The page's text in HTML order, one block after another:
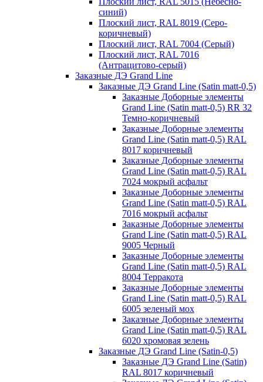
синий)
Плоский лист, RAL 8019 (Серо-
коричневый)
Плоский лист, RAL 7004 (Серый)
Плоский лист, RAL 7016
(Антрацитово-серый)
Заказные ДЭ Grand Line
Заказные ДЭ Grand Line (Satin matt-0,5)
Заказные Доборные элементы
Grand Line (Satin matt-0,5) RR 32
Темно-коричневый
Заказные Доборные элементы
Grand Line (Satin matt-0,5) RAL
8017 коричневый
Заказные Доборные элементы
Grand Line (Satin matt-0,5) RAL
7024 мокрый асфальт
Заказные Доборные элементы
Grand Line (Satin matt-0,5) RAL
7016 мокрый асфальт
Заказные Доборные элементы
Grand Line (Satin matt-0,5) RAL
9005 Черный
Заказные Доборные элементы
Grand Line (Satin matt-0,5) RAL
8004 Терракота
Заказные Доборные элементы
Grand Line (Satin matt-0,5) RAL
6005 зеленый мох
Заказные Доборные элементы
Grand Line (Satin matt-0,5) RAL
6020 хромовая зелень
Заказные ДЭ Grand Line (Satin-0,5)
Заказные ДЭ Grand Line (Satin)
RAL 8017 коричневый